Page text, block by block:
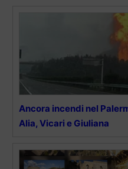
Ancora incendi nel
Alia, Vicari e Giuliana